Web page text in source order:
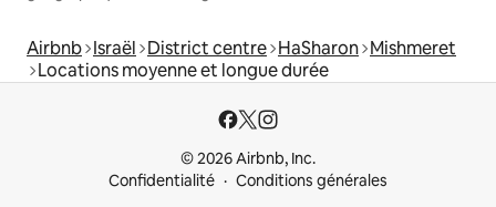
Airbnb Israël District centre HaSharon Mishmeret
Locations moyenne et longue durée
© 2026 Airbnb, Inc.
Confidentialité
Conditions générales